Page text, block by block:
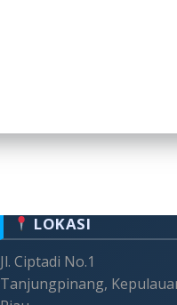
LOKASI
Jl. Ciptadi No.1
Tanjungpinang,